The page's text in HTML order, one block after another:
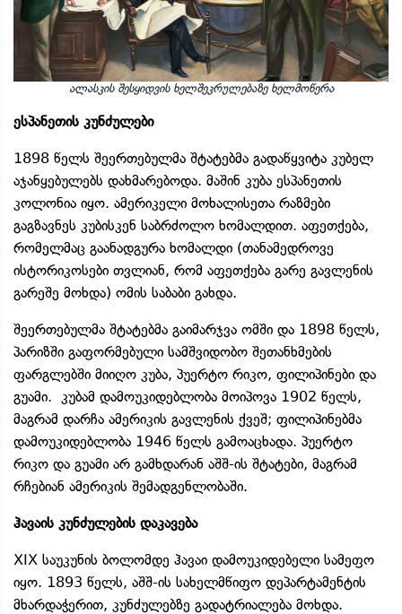
ალასკის შესყიდვის ხელშეკრულებაზე ხელმოწერა
ესპანეთის კუნძულები
1898 წელს შეერთებულმა შტატებმა გადაწყვიტა კუბელ
აჯანყებულებს დახმარებოდა. მაშინ კუბა ესპანეთის
კოლონია იყო. ამერიკელი მოხალისეთა რაზმები
გაგზავნეს კუბისკენ საბრძოლო ხომალდით. აფეთქება,
რომელმაც გაანადგურა ხომალდი (თანამედროვე
ისტორიკოსები თვლიან, რომ აფეთქება გარე გავლენის
გარეშე მოხდა) ომის საბაბი გახდა.
შეერთებულმა შტატებმა გაიმარჯვა ომში და 1898 წელს,
პარიზში გაფორმებული სამშვიდობო შეთანხმების
ფარგლებში მიიღო კუბა, პუერტო რიკო, ფილიპინები და
გუამი. კუბამ დამოუკიდებლობა მოიპოვა 1902 წელს,
მაგრამ დარჩა ამერიკის გავლენის ქვეშ; ფილიპინებმა
დამოუკიდებლობა 1946 წელს გამოაცხადა. პუერტო
რიკო და გუამი არ გამხდარან აშშ-ის შტატები, მაგრამ
რჩებიან ამერიკის შემადგენლობაში.
ჰავაის კუნძულების დაკავება
XIX საუკუნის ბოლომდე ჰავაი დამოუკიდებელი სამეფო
იყო. 1893 წელს, აშშ-ის სახელმწიფო დეპარტამენტის
მხარდაჭერით, კუნძულებზე გადატრიალება მოხდა.